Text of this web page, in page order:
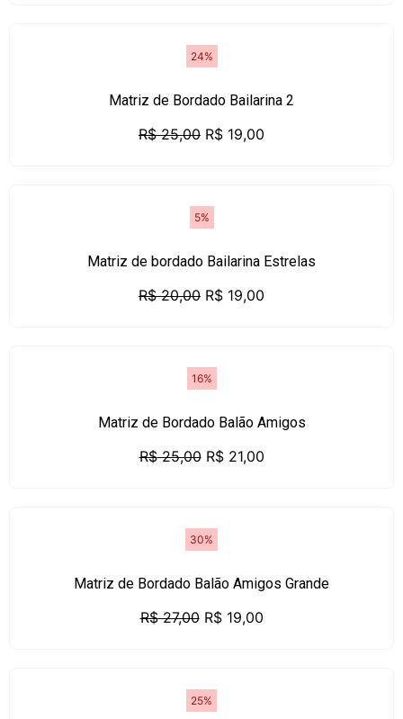
24%
Matriz de Bordado Bailarina 2
R$25,00 R$ 19,00
5%
Matriz de bordado Bailarina Estrelas
R$20,00 R$ 19,00
16%
Matriz de Bordado Balão Amigos
R$25,00 R$21,00
30%
Matriz de Bordado Balão Amigos Grande
R$27,00 R$19,00
25%